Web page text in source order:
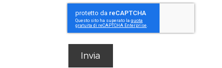
Invia